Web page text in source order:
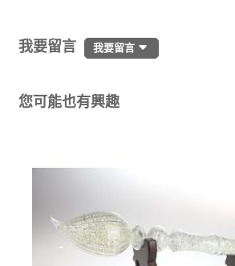
我要留言 我要留言
您可能也有興趣